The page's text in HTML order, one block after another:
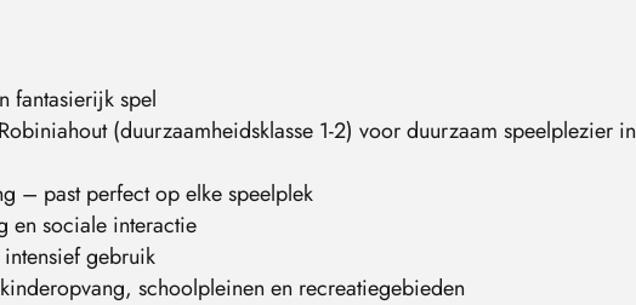
fantasierijk spel
(duurzaamheidsklasse 1-2) voor duurzaam speelplezier in
– past perfect op elke speelplek
en sociale interactie
gebruik
schoolpleinen en recreatiegebieden